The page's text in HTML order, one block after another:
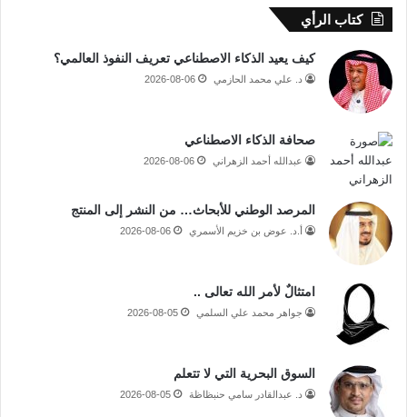
كتاب الرأي
كيف يعيد الذكاء الاصطناعي تعريف النفوذ العالمي؟
د. علي محمد الحازمي 2026-08-06
صحافة الذكاء الاصطناعي
عبدالله أحمد الزهراني 2026-08-06
المرصد الوطني للأبحاث… من النشر إلى المنتج
أ.د. عوض بن خزيم الأسمري 2026-08-06
امتثالٌ لأمر الله تعالى ..
جواهر محمد علي السلمي 2026-08-05
السوق البحرية التي لا تتعلم
د. عبدالقادر سامي حنبظاظة 2026-08-05